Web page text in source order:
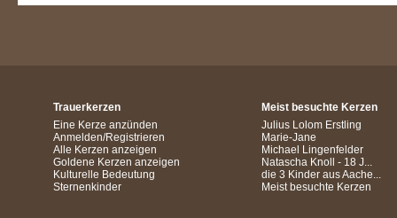
Trauerkerzen
Eine Kerze anzünden
Anmelden/Registrieren
Alle Kerzen anzeigen
Goldene Kerzen anzeigen
Kulturelle Bedeutung
Sternenkinder
Meist besuchte Kerzen
Julius Lolom Erstling
Marie-Jane
Michael Lingenfelder
Natascha Knoll - 18 J...
die 3 Kinder aus Aache...
Meist besuchte Kerzen